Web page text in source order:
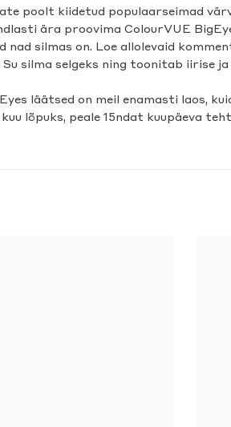
poolt kiidetud populaarseimad
ära proovima ColourVUE
nad silmas on. Loe allolevaid
Su silma selgeks ning toonitab iirise
läätsed on meil enamasti laos,
lõpuks, peale 15ndat kuupäeva